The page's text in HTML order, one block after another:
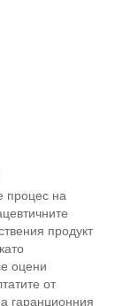
процес на
продукт
оцени
от
гаранционния